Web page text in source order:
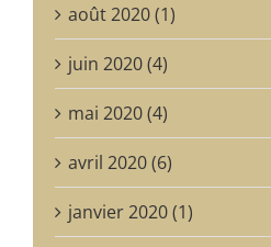
août 2020 (1)
juin 2020 (4)
mai 2020 (4)
avril 2020 (6)
janvier 2020 (1)